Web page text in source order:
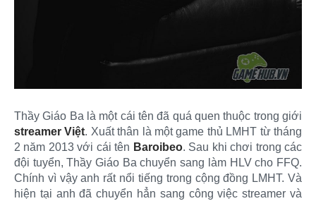
Thầy Giáo Ba là một cái tên đã quá quen thuộc trong giới
streamer Việt. Xuất thân là một game thủ LMHT từ tháng
2 năm 2013 với cái tên Baroibeo. Sau khi chơi trong các
đội tuyển, Thầy Giáo Ba chuyển sang làm HLV cho FFQ.
Chính vì vậy anh rất nổi tiếng trong cộng đồng LMHT. Và
hiện tại anh đã chuyển hẳn sang công việc streamer và